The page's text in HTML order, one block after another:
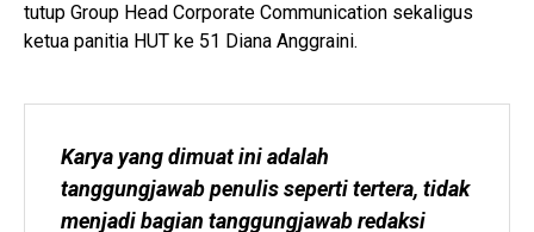
tutup Group Head Corporate Communication sekaligus
ketua panitia HUT ke 51 Diana Anggraini.
Karya yang dimuat ini adalah
tanggungjawab penulis seperti tertera, tidak